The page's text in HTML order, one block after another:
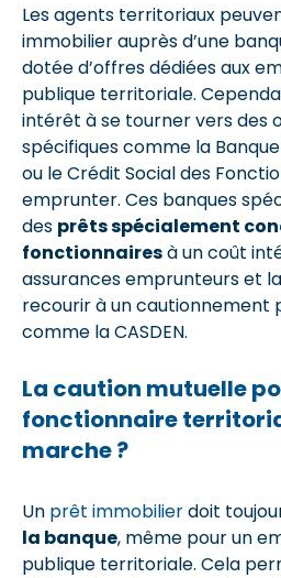
Les agents territoriaux
immobilier auprès d’une
dotée d’offres dédiées aux
publique territoriale.
intérêt à se tourner vers des
spécifiques comme la
ou le Crédit Social des
emprunter. Ces banques
des prêts spécialement
fonctionnairesà un coût
assurances emprunteurs et
recourir à un cautionnement
comme la CASDEN.
La caution mutuelle
fonctionnaire
marche ?
Un prêt immobilierdoit
la banque, même pour un
publique territoriale. Cela